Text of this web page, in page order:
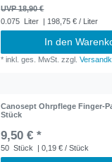
UVP 18,90 €
0.075 Liter | 198,75 € / Liter
In den
*inkl. ges. MwSt. zzgl.
Canosept Ohrpflege Finger-
Stück
9,50 € *
50 Stück | 0,19 € / Stück